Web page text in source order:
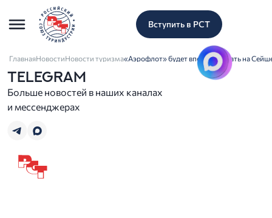
Вступить в РСТ
ГлавнаяНовостиНовости туризма«Аэрофлот» будет впервые летать на
TELEGRAM
Больше новостей в наших каналах
и мессенджерах